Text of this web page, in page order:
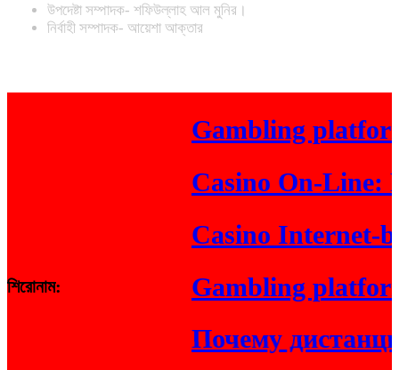
উপদেষ্টা সম্পাদক- শফিউল্লাহ আল মুনির।
নির্বাহী সম্পাদক- আয়েশা আক্তার
শিরোনাম:
Gambling
Casino On-Line:
Casino Internet-
Gambling
Почему